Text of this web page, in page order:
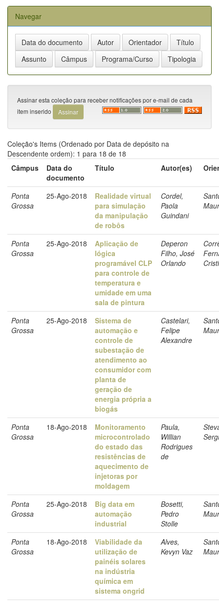
Navegar
Assinar esta coleção para receber notificações por e-mail de cada
item inserido
Coleção's Items (Ordenado por Data de depósito na
Descendente ordem): 1 para 18 de 18
Câmpus
Data do
documento
Título Autor(es)
Ponta
Grossa
25-Ago-2018
Realidade virtual
para simulação
da manipulação
de robôs
Cordel,
Paola
Guindani
Ponta
Grossa
25-Ago-2018
Aplicação de
lógica
programável CLP
para controle de
temperatura e
umidade em uma
sala de pintura
Deperon
Filho, José
Orlando
Ponta
Grossa
25-Ago-2018
Sistema de
automação e
controle de
subestação de
atendimento ao
consumidor com
planta de
geração de
energia própria a
biogás
Castelari,
Felipe
Alexandre
Ponta
Grossa
18-Ago-2018
Monitoramento
microcontrolado
do estado das
resistências de
aquecimento de
injetoras por
moldagem
Paula,
Willian
Rodrigues
de
Ponta
Grossa
25-Ago-2018
Big data em
automação
industrial
Bosetti,
Pedro
Stolle
Ponta
Grossa
18-Ago-2018
Viabilidade da
utilização de
painéis solares
na indústria
química em
sistema ongrid
Alves,
Kevyn Vaz